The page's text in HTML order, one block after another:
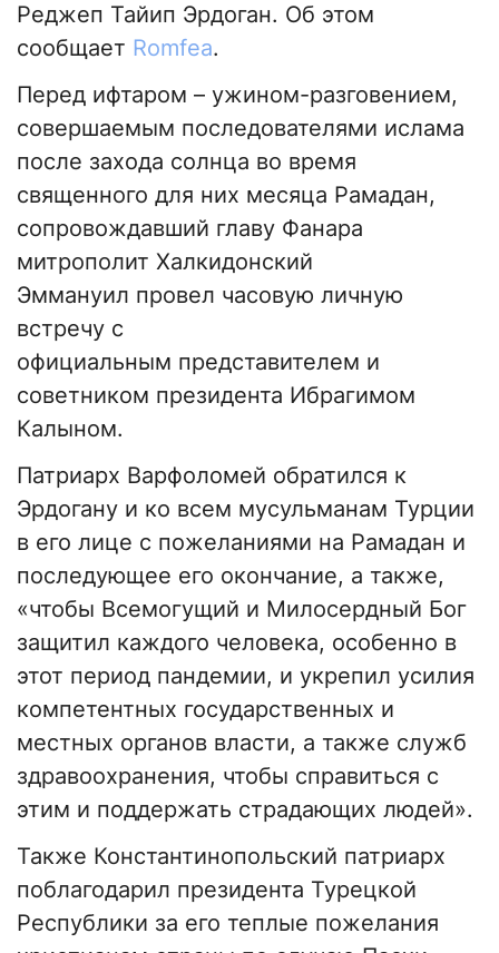
Реджеп Тайип Эрдоган. Об этом
сообщает Romfea.
Перед ифтаром – ужином-разговением,
совершаемым последователями ислама
после захода солнца во время
священного для них месяца Рамадан,
сопровождавший главу Фанара
митрополит Халкидонский
Эммануил провел часовую личную
встречу с
официальным представителем и
советником президента Ибрагимом
Калыном.
Патриарх Варфоломей обратился к
Эрдогану и ко всем мусульманам Турции
в его лице с пожеланиями на Рамадан и
последующее его окончание, а также,
«чтобы Всемогущий и Милосердный Бог
защитил каждого человека, особенно в
этот период пандемии, и укрепил усилия
компетентных государственных и
местных органов власти, а также служб
здравоохранения, чтобы справиться с
этим и поддержать страдающих людей».
Также Константинопольский патриарх
поблагодарил президента Турецкой
Республики за его теплые пожелания